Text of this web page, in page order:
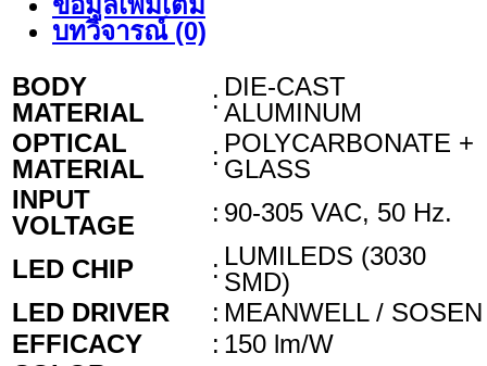
บทวิจารณ์ (0)
BODY
MATERIAL
: DIE-CAST
ALUMINUM
OPTICAL
MATERIAL
: POLYCARBONATE +
GLASS
INPUT
VOLTAGE
: 90-305 VAC, 50 Hz.
LED CHIP
: LUMILEDS (3030
SMD)
LED DRIVER
: MEANWELL / SOSEN
EFFICACY
: 150 lm/W